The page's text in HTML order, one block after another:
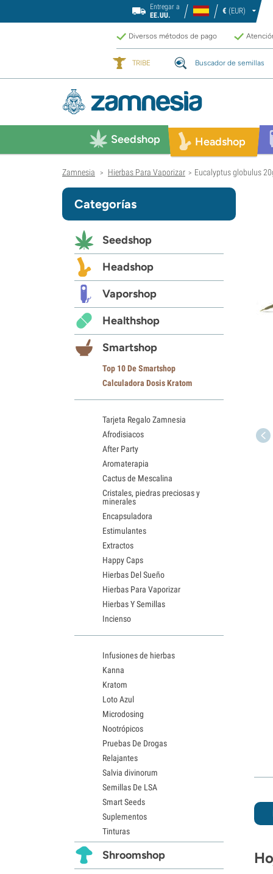
Entregar a
EE.UU.
€ (EUR)
Diversos métodos de pago
TRIBE Buscador de semillas
Seedshop Headshop
Zamnesia > Hierbas Para Vaporizar > Eucalyptus globulus
Categorías
Seedshop
Headshop
Vaporshop
Healthshop
Smartshop
Top 10 De Smartshop
Calculadora Dosis Kratom
Tarjeta Regalo Zamnesia
Afrodisiacos
After Party
Aromaterapia
Cactus de Mescalina
Cristales, piedras preciosas y
minerales
Encapsuladora
Estimulantes
Extractos
Happy Caps
Hierbas Del Sueño
Hierbas Para Vaporizar
Hierbas Y Semillas
Incienso
Infusiones de hierbas
Kanna
Kratom
Loto Azul
Microdosing
Nootrópicos
Pruebas De Drogas
Relajantes
Salvia divinorum
Semillas De LSA
Smart Seeds
Suplementos
Tinturas
Shroomshop